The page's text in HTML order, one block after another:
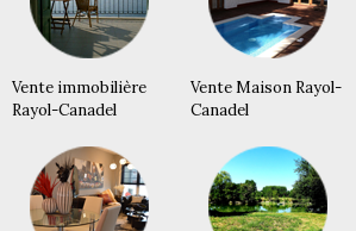
Vente immobilière
Rayol-Canadel
Vente Maison Rayol-
Canadel